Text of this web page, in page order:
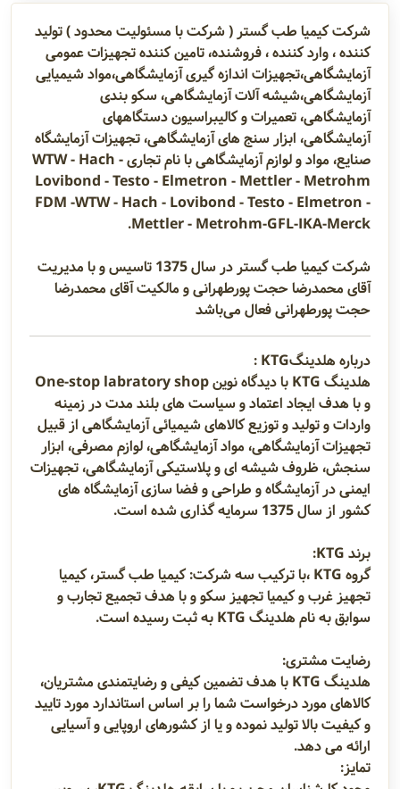
شرکت کیمیا طب گستر ( شرکت با مسئولیت محدود ) تولید
کننده ، وارد کننده ، فروشنده، تامین کننده تجهیزات عمومی
آزمایشگاهی،تجهیزات اندازه گیری آزمایشگاهی،مواد شیمیایی
آزمایشگاهی،شیشه آلات آزمایشگاهی، سکو بندی
آزمایشگاهی، تعمیرات و کالیبراسیون دستگاههای
آزمایشگاهی، ابزار سنج های آزمایشگاهی، تجهیزات آزمایشگاه
صنایع، مواد و لوازم آزمایشگاهی با نام تجاری WTW - Hach -
Lovibond - Testo - Elmetron - Mettler - Metrohm
FDM -WTW - Hach - Lovibond - Testo - Elmetron -
Mettler - Metrohm-GFL-IKA-Merck
.
شرکت کیمیا طب گستر در سال 1375 تاسیس و با مدیریت
آقای محمدرضا حجت پورطهرانی و مالکیت آقای محمدرضا
حجت پورطهرانی فعال می‌باشد
درباره هلدینگKTG :
هلدینگ KTG با دیدگاه نوین One-stop labratory shop
و با هدف ایجاد اعتماد و سیاست های بلند مدت در زمینه
واردات و تولید و توزیع کالاهای شیمیائی آزمایشگاهی از قبیل
تجهیزات آزمایشگاهی، مواد آزمایشگاهی، لوازم مصرفی، ابزار
سنجش، ظروف شیشه ای و پلاستیکی آزمایشگاهی، تجهیزات
ایمنی در آزمایشگاه و طراحی و فضا سازی آزمایشگاه های
کشور از سال 1375 سرمایه گذاری شده است.
برند KTG:
گروه KTG ،با ترکیب سه شرکت: کیمیا طب گستر، کیمیا
تجهیز غرب و کیمیا تجهیز سکو و با هدف تجمیع تجارب و
سوابق به نام هلدینگ KTG به ثبت رسیده است.
رضایت مشتری:
هلدینگ KTG با هدف تضمین کیفی و رضایتمندی مشتریان،
کالاهای مورد درخواست شما را بر اساس استاندارد مورد تایید
و کیفیت بالا تولید نموده و یا از کشورهای اروپایی و آسیایی
ارائه می دهد.
تمایز: